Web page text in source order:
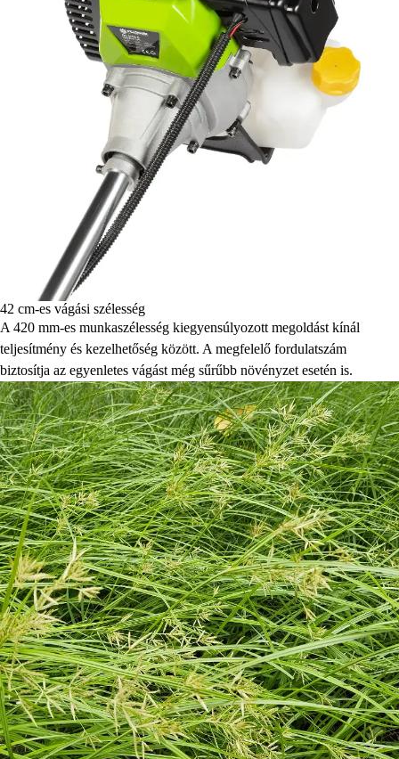
42 cm-es vágási szélesség
A 420 mm-es munkaszélesség kiegyensúlyozott megoldást kínál
teljesítmény és kezelhetőség között. A megfelelő fordulatszám
biztosítja az egyenletes vágást még sűrűbb növényzet esetén is.